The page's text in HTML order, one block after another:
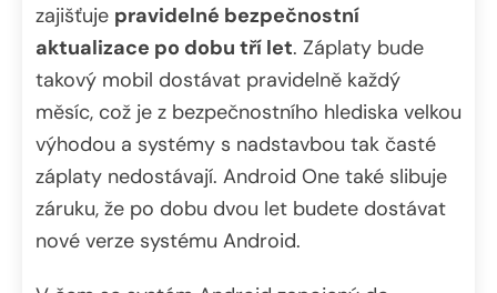
zajišťuje pravidelné bezpečnostní
aktualizace po dobu tří let. Záplaty bude
takový mobil dostávat pravidelně každý
měsíc, což je z bezpečnostního hlediska velkou
výhodou a systémy s nadstavbou tak časté
záplaty nedostávají. Android One také slibuje
záruku, že po dobu dvou let budete dostávat
nové verze systému Android.